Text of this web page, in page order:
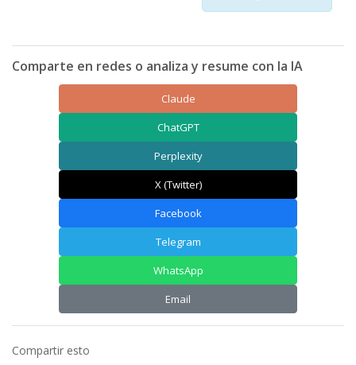
Comparte en redes o analiza y resume con la IA
Claude
ChatGPT
Perplexity
X (Twitter)
Facebook
Telegram
WhatsApp
Email
Compartir esto